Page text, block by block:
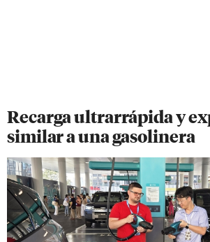
Recarga ultrarrápida y
similar a una gasolinera